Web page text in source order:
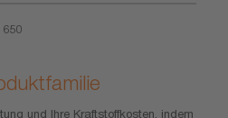
und Ihre Kraftstoffkosten, indem